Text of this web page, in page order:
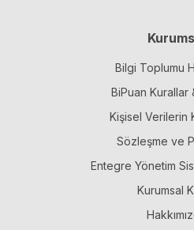
Bilgi Toplumu
BiPuan Kurallar
Kişisel Verilerin
Sözleşme ve
Entegre Yönetim
Kurumsal